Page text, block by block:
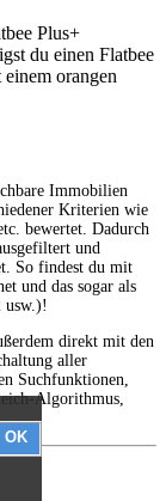
OK
Plus+
du einen Flatbee
orangen
Immobilien
Kriterien wie
bewertet. Dadurch
und
So findest du mit
und das sogar als
usw.)!
direkt mit den
aller
Suchfunktionen,
Algorithmus,